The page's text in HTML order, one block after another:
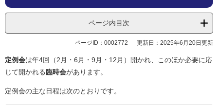
ページ内目次
ページID：0002772 更新日：2025年6月20日更新
定例会は年4回（2月・6月・9月・12月）開かれ、このほか必要に応
じて開かれる臨時会があります。
定例会の主な日程は次のとおりです。